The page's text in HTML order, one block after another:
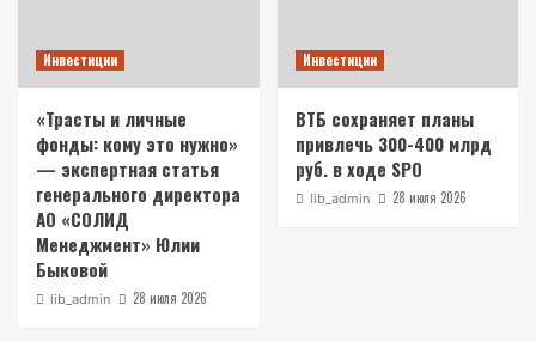
Инвестиции
«Трасты и личные
фонды: кому это нужно»
— экспертная статья
генерального директора
АО «СОЛИД
Менеджмент» Юлии
Быковой
lib_admin 28 июля 2026
Инвестиции
ВТБ сохраняет планы
привлечь 300-400 млрд
руб. в ходе SPO
lib_admin 28 июля 2026